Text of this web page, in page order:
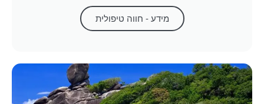
מידע - חווה טיפולית